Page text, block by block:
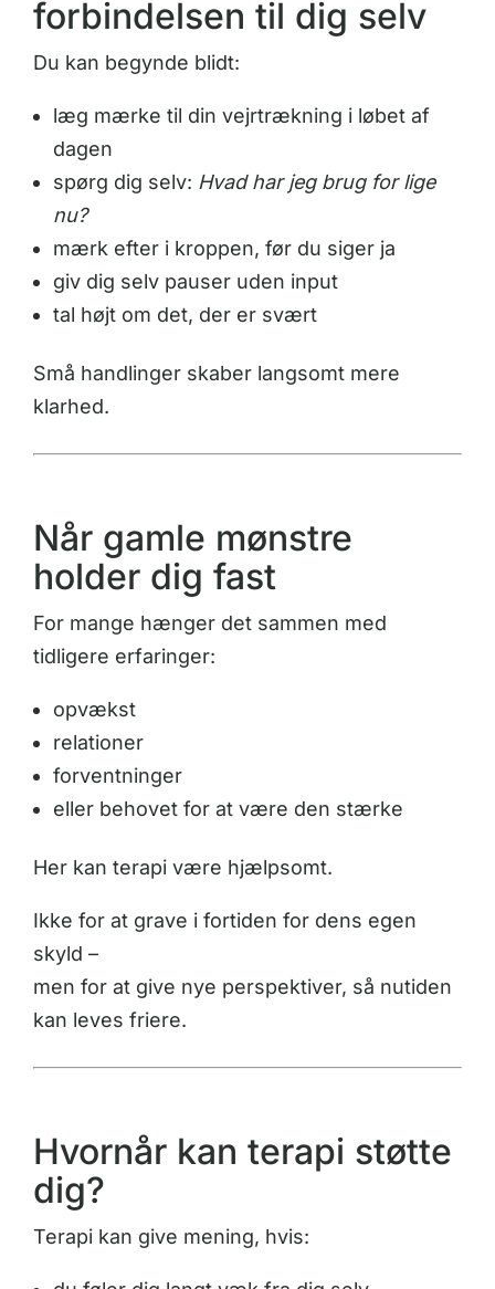
forbindelsen til dig selv
Du kan begynde blidt:
læg mærke til din vejrtrækning i løbet af
dagen
spørg dig selv: Hvad har jeg brug for lige
nu?
mærk efter i kroppen, før du siger ja
giv dig selv pauser uden input
tal højt om det, der er svært
Små handlinger skaber langsomt mere
klarhed.
Når gamle mønstre
holder dig fast
For mange hænger det sammen med
tidligere erfaringer:
opvækst
relationer
forventninger
eller behovet for at være den stærke
Her kan terapi være hjælpsomt.
Ikke for at grave i fortiden for dens egen
skyld –
men for at give nye perspektiver, så nutiden
kan leves friere.
Hvornår kan terapi støtte
dig?
Terapi kan give mening, hvis: